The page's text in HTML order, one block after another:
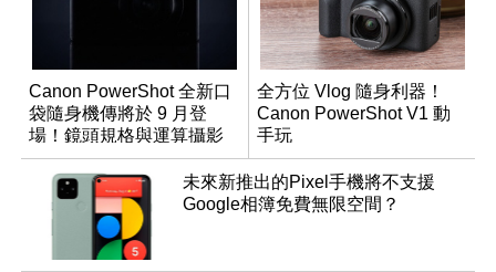
Canon PowerShot 全新口
袋隨身機傳將於 9 月登
場！鏡頭規格與運算攝影
升級成為焦點
全方位 Vlog 隨身利器！
Canon PowerShot V1 動
手玩
未來新推出的Pixel手機將不支援
Google相簿免費無限空間？